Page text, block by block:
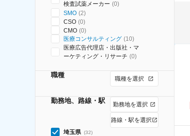
検査試薬メーカー (0)
SMO (2)
CSO (0)
CMO (0)
医療コンサルティング (10)
医療広告代理店・出版社・マ
ーケティング・リサーチ (0)
職種 職種を選択
勤務地、路線・駅 勤務地を選択
路線・駅を選択
埼玉県 (32)